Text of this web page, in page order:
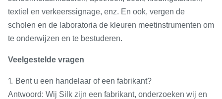
textiel en verkeerssignage, enz. En ook, vergen de
scholen en de laboratoria de kleuren meetinstrumenten om
te onderwijzen en te bestuderen.
Veelgestelde vragen
1. Bent u een handelaar of een fabrikant?
Antwoord: Wij Silk zijn een fabrikant, onderzoeken wij en